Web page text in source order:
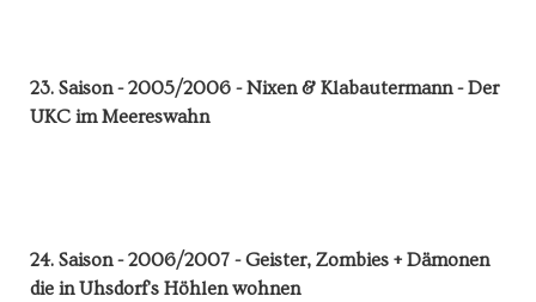
23. Saison - 2005/2006 - Nixen & Klabautermann - Der
UKC im Meereswahn
24. Saison - 2006/2007 - Geister, Zombies + Dämonen
die in Uhsdorf's Höhlen wohnen